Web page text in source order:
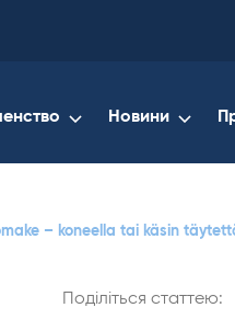
Новини
– koneella tai käsin
Поділіться статтею:
your
clipboard.)